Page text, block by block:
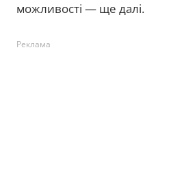
можливості — ще далі.
Реклама